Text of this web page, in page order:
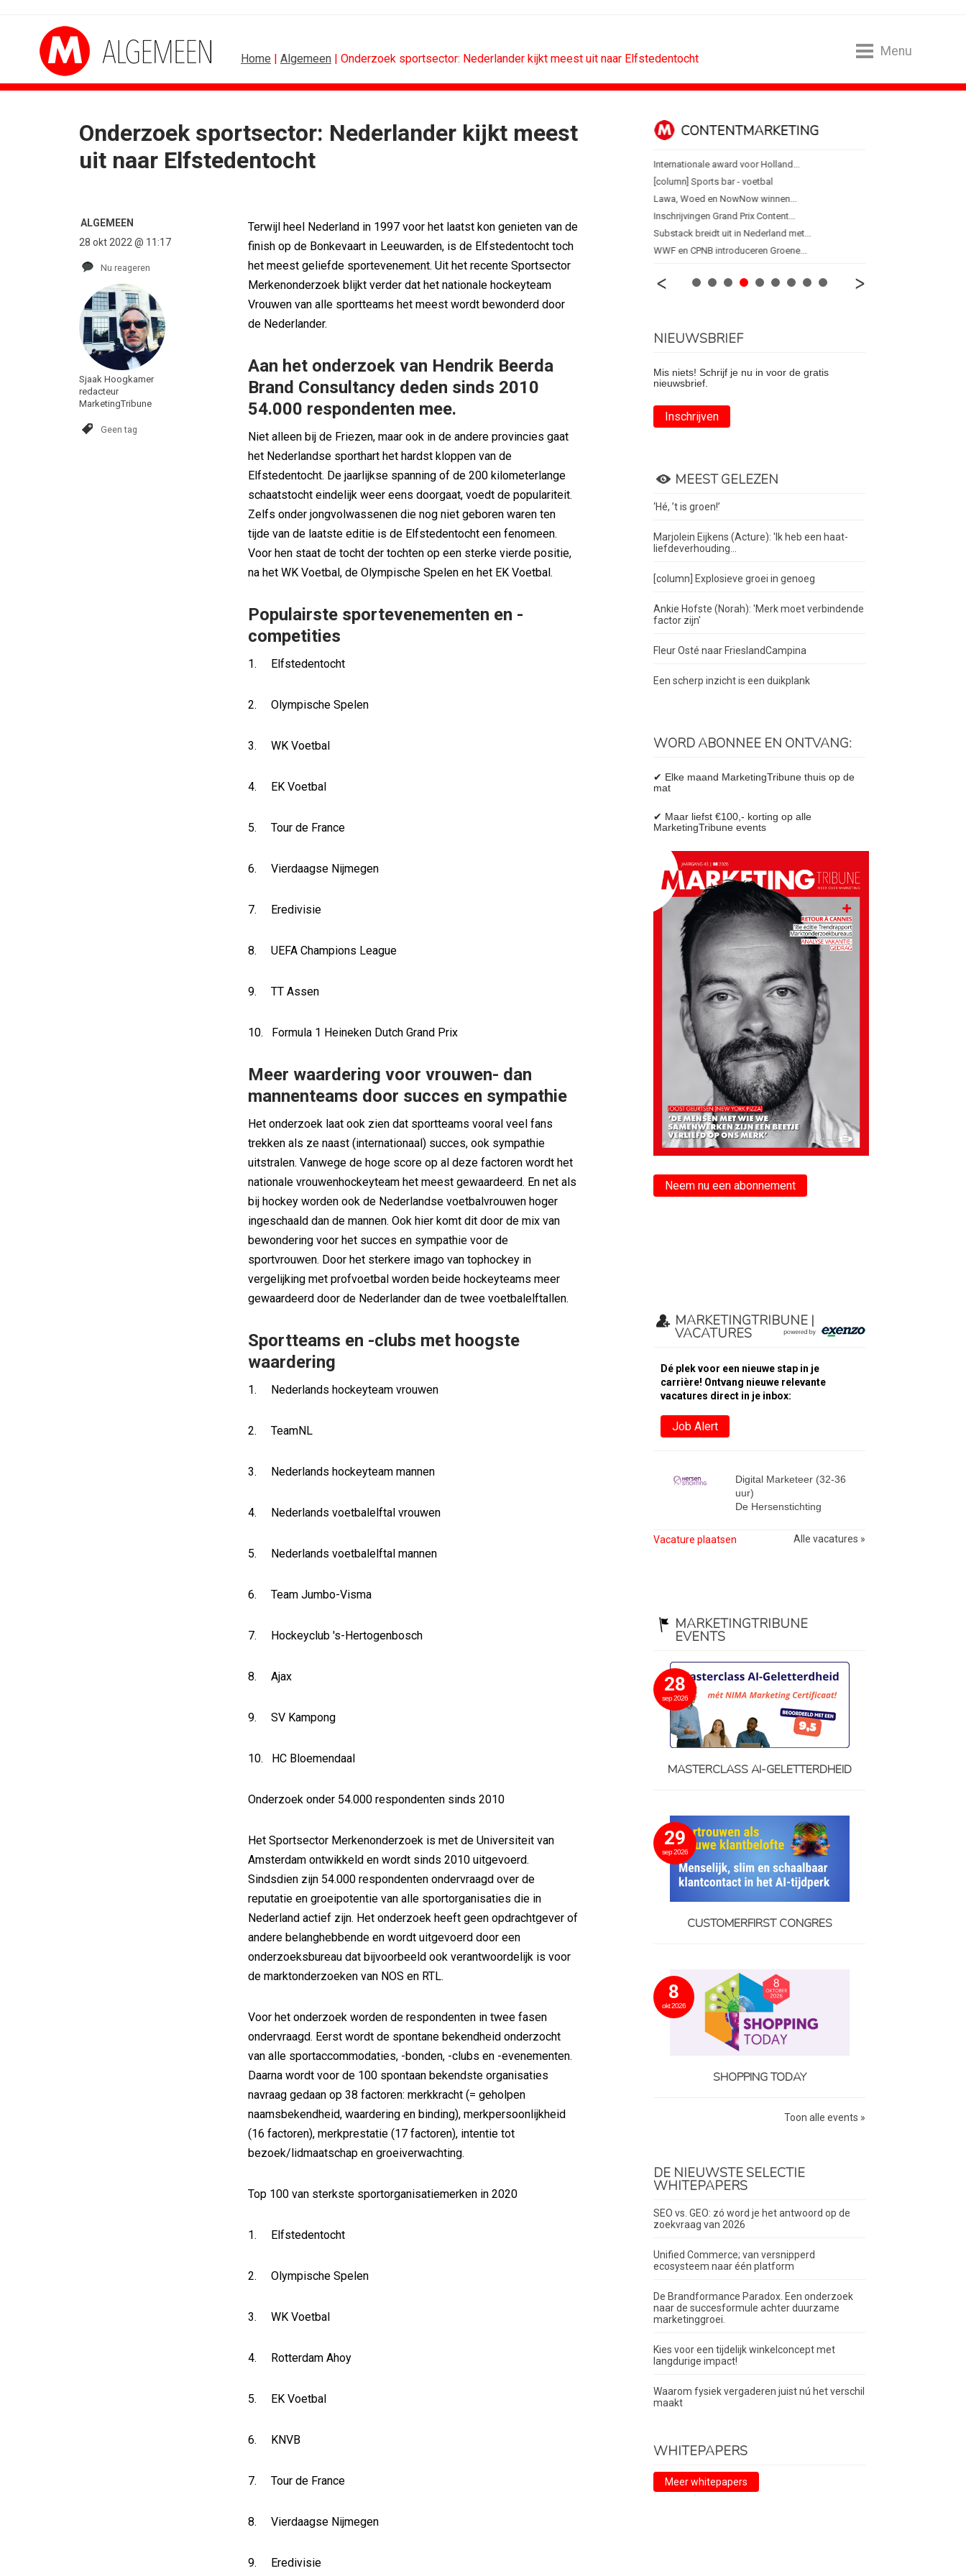
Home | Algemeen | Onderzoek sportsector: Nederlander kijkt meest uit naar Elfstedentocht
Menu
Onderzoek sportsector: Nederlander kijkt meest
uit naar Elfstedentocht
ALGEMEEN
28 okt 2022 @ 11:17
Nu reageren
Sjaak Hoogkamer
redacteur
MarketingTribune
Geen tag
Terwijl heel Nederland in 1997 voor het laatst kon genieten van de
finish op de Bonkevaart in Leeuwarden, is de Elfstedentocht toch
het meest geliefde sportevenement. Uit het recente Sportsector
Merkenonderzoek blijkt verder dat het nationale hockeyteam
Vrouwen van alle sportteams het meest wordt bewonderd door
de Nederlander.
Aan het onderzoek van Hendrik Beerda
Brand Consultancy deden sinds 2010
54.000 respondenten mee.
Niet alleen bij de Friezen, maar ook in de andere provincies gaat
het Nederlandse sporthart het hardst kloppen van de
Elfstedentocht. De jaarlijkse spanning of de 200 kilometerlange
schaatstocht eindelijk weer eens doorgaat, voedt de populariteit.
Zelfs onder jongvolwassenen die nog niet geboren waren ten
tijde van de laatste editie is de Elfstedentocht een fenomeen.
Voor hen staat de tocht der tochten op een sterke vierde positie,
na het WK Voetbal, de Olympische Spelen en het EK Voetbal.
Populairste sportevenementen en -
competities
1. Elfstedentocht
2. Olympische Spelen
3. WK Voetbal
4. EK Voetbal
5. Tour de France
6. Vierdaagse Nijmegen
7. Eredivisie
8. UEFA Champions League
9. TT Assen
10. Formula 1 Heineken Dutch Grand Prix
Meer waardering voor vrouwen- dan
mannenteams door succes en sympathie
Het onderzoek laat ook zien dat sportteams vooral veel fans
trekken als ze naast (internationaal) succes, ook sympathie
uitstralen. Vanwege de hoge score op al deze factoren wordt het
nationale vrouwenhockeyteam het meest gewaardeerd. En net als
bij hockey worden ook de Nederlandse voetbalvrouwen hoger
ingeschaald dan de mannen. Ook hier komt dit door de mix van
bewondering voor het succes en sympathie voor de
sportvrouwen. Door het sterkere imago van tophockey in
vergelijking met profvoetbal worden beide hockeyteams meer
gewaardeerd door de Nederlander dan de twee voetbalelftallen.
Sportteams en -clubs met hoogste
waardering
1. Nederlands hockeyteam vrouwen
2. TeamNL
3. Nederlands hockeyteam mannen
4. Nederlands voetbalelftal vrouwen
5. Nederlands voetbalelftal mannen
6. Team Jumbo-Visma
7. Hockeyclub 's-Hertogenbosch
8. Ajax
9. SV Kampong
10. HC Bloemendaal
Onderzoek onder 54.000 respondenten sinds 2010
Het Sportsector Merkenonderzoek is met de Universiteit van
Amsterdam ontwikkeld en wordt sinds 2010 uitgevoerd.
Sindsdien zijn 54.000 respondenten ondervraagd over de
reputatie en groeipotentie van alle sportorganisaties die in
Nederland actief zijn. Het onderzoek heeft geen opdrachtgever of
andere belanghebbende en wordt uitgevoerd door een
onderzoeksbureau dat bijvoorbeeld ook verantwoordelijk is voor
de marktonderzoeken van NOS en RTL.
Voor het onderzoek worden de respondenten in twee fasen
ondervraagd. Eerst wordt de spontane bekendheid onderzocht
van alle sportaccommodaties, -bonden, -clubs en -evenementen.
Daarna wordt voor de 100 spontaan bekendste organisaties
navraag gedaan op 38 factoren: merkkracht (= geholpen
naamsbekendheid, waardering en binding), merkpersoonlijkheid
(16 factoren), merkprestatie (17 factoren), intentie tot
bezoek/lidmaatschap en groeiverwachting.
Top 100 van sterkste sportorganisatiemerken in 2020
1. Elfstedentocht
2. Olympische Spelen
3. WK Voetbal
4. Rotterdam Ahoy
5. EK Voetbal
6. KNVB
7. Tour de France
8. Vierdaagse Nijmegen
9. Eredivisie
ALGEMEEN
Marouschka Acquoij...
Lotte Willemsen: Hoe merken hun...
Efficiëntie is niet genoeg als...
B2B
Marketing mix modelling terug van...
De marketingkracht van De...
Marketingtransfers week 28, 2026
BUREAUS
Lamborghini maakt ambitie leidend
Havas neemt SportVibes over
CONTENTMARKETING
Internationale award voor Holland...
[column] Sports bar - voetbal
Lawa, Woed en NowNow winnen...
Inschrijvingen Grand Prix Content...
Substack breidt uit in Nederland met...
WWF en CPNB introduceren Groene...
NIEUWSBRIEF
Mis niets! Schrijf je nu in voor de gratis
nieuwsbrief.
Inschrijven
MEEST GELEZEN
‘Hé, ’t is groen!’
Marjolein Eijkens (Acture): 'Ik heb een haat-
liefdeverhouding...
[column] Explosieve groei in genoeg
Ankie Hofste (Norah): 'Merk moet verbindende
factor zijn'
Fleur Osté naar FrieslandCampina
Een scherp inzicht is een duikplank
WORD ABONNEE EN ONTVANG:
✔ Elke maand MarketingTribune thuis op de
mat
✔ Maar liefst €100,- korting op alle
MarketingTribune events
Neem nu een abonnement
MARKETINGTRIBUNE |
VACATURES
Dé plek voor een nieuwe stap in je
carrière! Ontvang nieuwe relevante
vacatures direct in je inbox:
Job Alert
Digital Marketeer (32-36
uur)
De Hersenstichting
Vacature plaatsen Alle vacatures »
MARKETINGTRIBUNE
EVENTS
28
sep 2026
MASTERCLASS AI-GELETTERDHEID
29
sep 2026
CUSTOMERFIRST CONGRES
8
okt 2026
SHOPPING TODAY
Toon alle events »
DE NIEUWSTE SELECTIE
WHITEPAPERS
SEO vs. GEO: zó word je het antwoord op de
zoekvraag van 2026
Unified Commerce; van versnipperd
ecosysteem naar één platform
De Brandformance Paradox. Een onderzoek
naar de succesformule achter duurzame
marketinggroei.
Kies voor een tijdelijk winkelconcept met
langdurige impact!
Waarom fysiek vergaderen juist nú het verschil
maakt
WHITEPAPERS
Meer whitepapers